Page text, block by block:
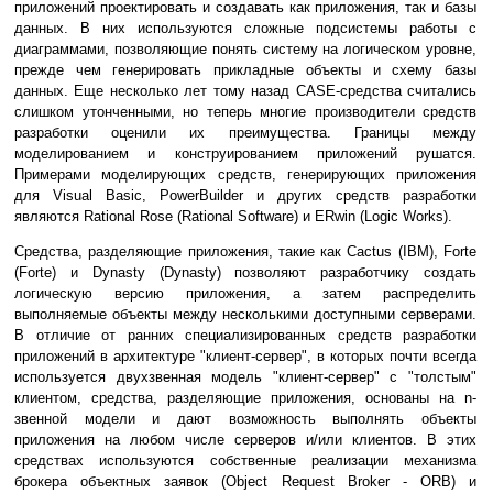
приложений проектировать и создавать как приложения, так и базы
данных. В них используются сложные подсистемы работы с
диаграммами, позволяющие понять систему на логическом уровне,
прежде чем генерировать прикладные объекты и схему базы
данных. Еще несколько лет тому назад CASE-средства считались
слишком утонченными, но теперь многие производители средств
разработки оценили их преимущества. Границы между
моделированием и конструированием приложений рушатся.
Примерами моделирующих средств, генерирующих приложения
для Visual Basic, PowerBuilder и других средств разработки
являются Rational Rose (Rational Software) и ERwin (Logic Works).
Средства, разделяющие приложения, такие как Cactus (IBM), Forte
(Forte) и Dynasty (Dynasty) позволяют разработчику создать
логическую версию приложения, а затем распределить
выполняемые объекты между несколькими доступными серверами.
В отличие от ранних специализированных средств разработки
приложений в архитектуре "клиент-сервер", в которых почти всегда
используется двухзвенная модель "клиент-сервер" с "толстым"
клиентом, средства, разделяющие приложения, основаны на n-
звенной модели и дают возможность выполнять объекты
приложения на любом числе серверов и/или клиентов. В этих
средствах используются собственные реализации механизма
брокера объектных заявок (Object Request Broker - ORB) и